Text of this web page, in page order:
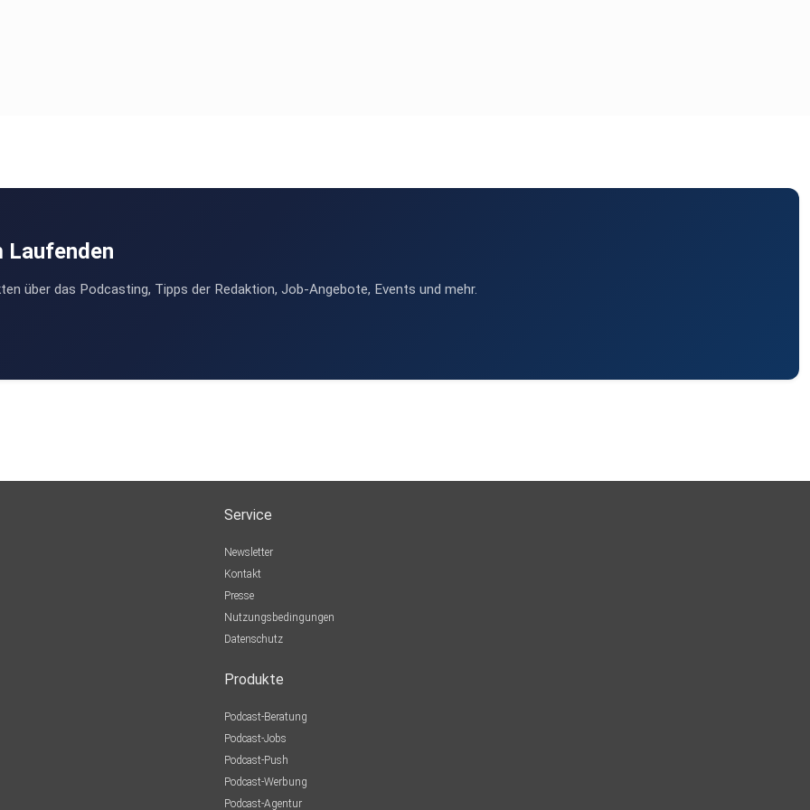
Laufenden
über das Podcasting, Tipps der Redaktion, Job-Angebote, Events und mehr.
Service
Newsletter
Kontakt
Presse
Nutzungsbedingungen
Datenschutz
Produkte
Podcast-Beratung
Podcast-Jobs
Podcast-Push
Podcast-Werbung
Podcast-Agentur